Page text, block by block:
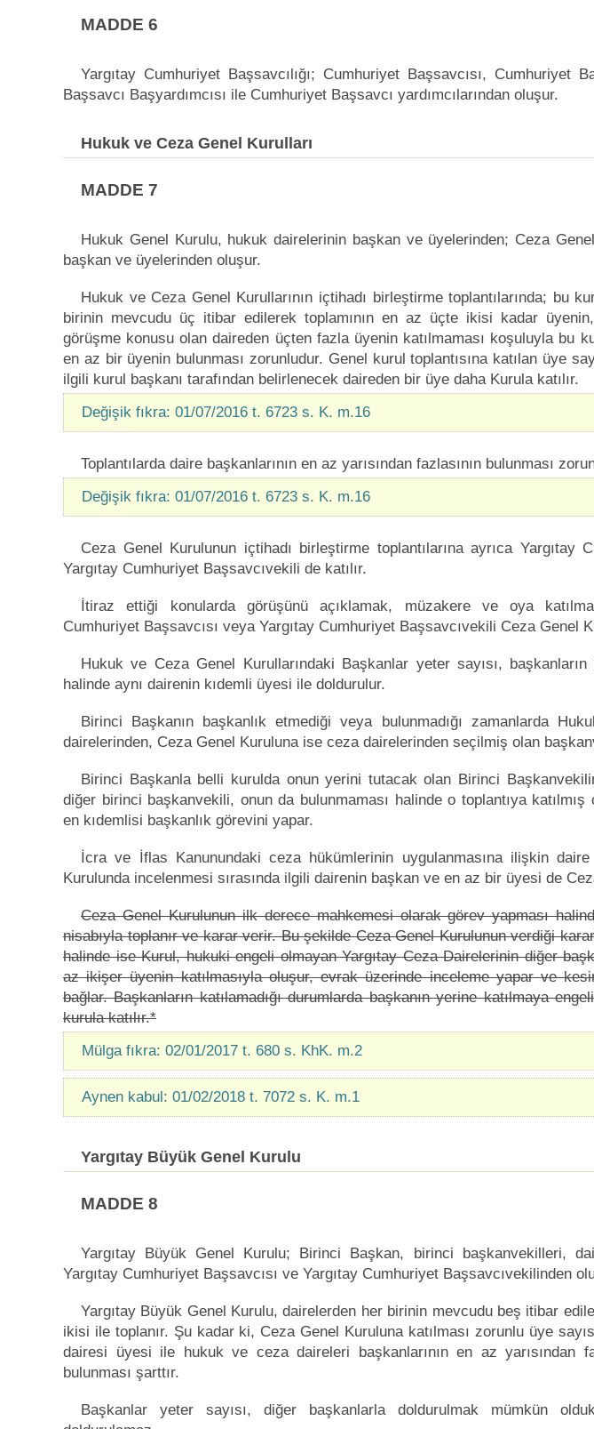
MADDE 6
Yargıtay Cumhuriyet Başsavcılığı; Cumhuriyet Başsavcısı, Cumhuriyet
Başsavcı Başyardımcısı ile Cumhuriyet Başsavcı yardımcılarından oluşur.
Hukuk ve Ceza Genel Kurulları
MADDE 7
Hukuk Genel Kurulu, hukuk dairelerinin başkan ve üyelerinden; Ceza
başkan ve üyelerinden oluşur.
Hukuk ve Ceza Genel Kurullarının içtihadı birleştirme toplantılarında; bu
birinin mevcudu üç itibar edilerek toplamının en az üçte ikisi kadar
görüşme konusu olan daireden üçten fazla üyenin katılmaması koşuluyla bu
en az bir üyenin bulunması zorunludur. Genel kurul toplantısına katılan üye
ilgili kurul başkanı tarafından belirlenecek daireden bir üye daha Kurula katılır.
Değişik fıkra: 01/07/2016 t. 6723 s. K. m.16
Toplantılarda daire başkanlarının en az yarısından fazlasının bulunması
Değişik fıkra: 01/07/2016 t. 6723 s. K. m.16
Ceza Genel Kurulunun içtihadı birleştirme toplantılarına ayrıca Yargıtay
Yargıtay Cumhuriyet Başsavcıvekili de katılır.
İtiraz ettiği konularda görüşünü açıklamak, müzakere ve oya
Cumhuriyet Başsavcısı veya Yargıtay Cumhuriyet Başsavcıvekili Ceza Genel
Hukuk ve Ceza Genel Kurullarındaki Başkanlar yeter sayısı,
halinde aynı dairenin kıdemli üyesi ile doldurulur.
Birinci Başkanın başkanlık etmediği veya bulunmadığı zamanlarda
dairelerinden, Ceza Genel Kuruluna ise ceza dairelerinden seçilmiş olan
Birinci Başkanla belli kurulda onun yerini tutacak olan Birinci
diğer birinci başkanvekili, onun da bulunmaması halinde o toplantıya katılmış
en kıdemlisi başkanlık görevini yapar.
İcra ve İflas Kanunundaki ceza hükümlerinin uygulanmasına ilişkin daire
Kurulunda incelenmesi sırasında ilgili dairenin başkan ve en az bir üyesi de
Ceza Genel Kurulunun ilk derece mahkemesi olarak görev yapması
nisabıyla toplanır ve karar verir. Bu şekilde Ceza Genel Kurulunun verdiği
halinde ise Kurul, hukuki engeli olmayan Yargıtay Ceza Dairelerinin diğer
az ikişer üyenin katılmasıyla oluşur, evrak üzerinde inceleme yapar ve
bağlar. Başkanların katılamadığı durumlarda başkanın yerine katılmaya
kurula katılır.*
Mülga fıkra: 02/01/2017 t. 680 s. KhK. m.2
Aynen kabul: 01/02/2018 t. 7072 s. K. m.1
Yargıtay Büyük Genel Kurulu
MADDE 8
Yargıtay Büyük Genel Kurulu; Birinci Başkan, birinci başkanvekilleri,
Yargıtay Cumhuriyet Başsavcısı ve Yargıtay Cumhuriyet Başsavcıvekilinden
Yargıtay Büyük Genel Kurulu, dairelerden her birinin mevcudu beş itibar
ikisi ile toplanır. Şu kadar ki, Ceza Genel Kuruluna katılması zorunlu üye
dairesi üyesi ile hukuk ve ceza daireleri başkanlarının en az yarısından
bulunması şarttır.
Başkanlar yeter sayısı, diğer başkanlarla doldurulmak mümkün